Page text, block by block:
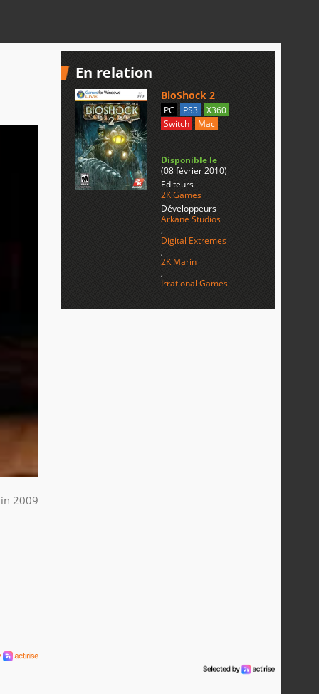
2009
En relation
BioShock 2
PC PS3
X360
Switch
Mac
Disponible le
(08 février 2010)
Editeurs
2K Games
Développeurs
Arkane Studios
,
Digital Extremes
,
2K Marin
,
Irrational Games